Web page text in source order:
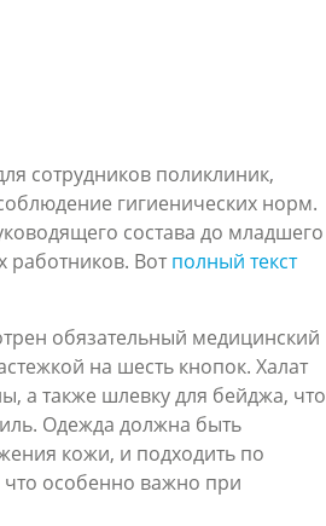
сотрудников поликлиник,
гигиенических норм.
состава до младшего
работников. Вот полный текст
обязательный медицинский
на шесть кнопок. Халат
а также шлевку для бейджа, что
Одежда должна быть
кожи, и подходить по
особенно важно при